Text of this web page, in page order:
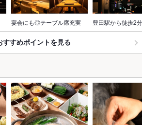
宴会にも◎テーブル席充実 豊田駅から徒歩2
すすめポイントを見る